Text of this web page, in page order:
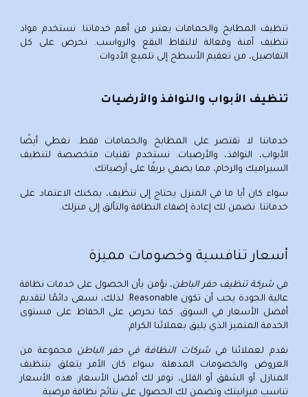
تنظيف المطابخ والحمامات يعتبر من أهم خدماتنا. نستخدم مواد
تنظيف آمنة وفعالة لالتقاط البقع والرواسب. نحرص على كل
التفاصيل، من تعقيم الأسطح إلى تلميع الأدوات.
تنظيف الأبواب والنوافذ والأرضيات
خدماتنا لا تقتصر على المطابخ والحمامات فقط. نغطي أيضًا
الأبواب، النوافذ، والأرضيات. نستخدم تقنيات متخصصة لتنظيف
السيراميك والرخام، مما يضفي بريقًا على أرضياتك.
سواء كان أيا ما في المنزل يحتاج إلى تنظيف، يمكنك الاعتماد على
خدماتنا. نضمن لك إعادة إضفاء النظافة والتألق إلى منزلك.
أسعار تنافسية وخصومات مميزة
فيشركة تنظيف حفر الباطن، نؤمن بأن الحصول على خدمات نظافة
عالية الجودة يجب أن تكون Reasonable. لذلك، نسعى دائمًا لتقديم
أفضل الأسعار في السوق. كما نحرص على الحفاظ على مستوى
الخدمة المتميز الذي يليق بعملائنا الكرام.
نقدم لعملائنا فيشركات النظافة في حفر الباطن مجموعة من
العروض والخصومات المذهلة. سواء كان الأمر يتعلق بتنظيف
المنازل أو الشقق أو الفلل، نوفر لك أفضل الأسعار. هذه الأسعار
تناسب ميزانيتك وتضمن لك الحصول على نتائج نظافة مرضية.